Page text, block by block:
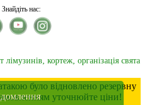
Знайдіть нас:
кортеж, організація свята
було відновлено резервну
уточнюйте ціни!